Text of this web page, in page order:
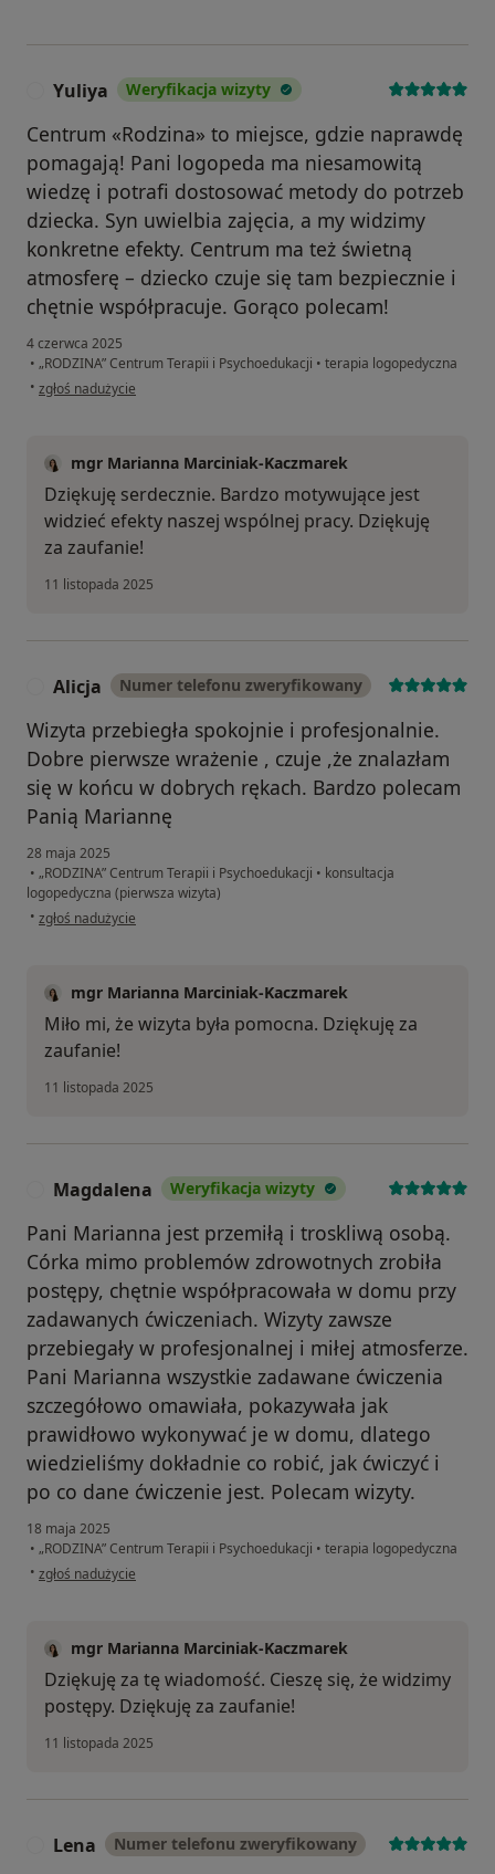
Yuliya Weryfikacja wizyty
Centrum «Rodzina» to miejsce, gdzie naprawdę
pomagają! Pani logopeda ma niesamowitą
wiedzę i potrafi dostosować metody do potrzeb
dziecka. Syn uwielbia zajęcia, a my widzimy
konkretne efekty. Centrum ma też świetną
atmosferę – dziecko czuje się tam bezpiecznie i
chętnie współpracuje. Gorąco polecam!
4 czerwca 2025
• „RODZINA” Centrum Terapii i Psychoedukacji • terapia logopedyczna
• w opinii użytkownika Yuliya
zgłoś nadużycie
mgr Marianna Marciniak-Kaczmarek
Dziękuję serdecznie. Bardzo motywujące jest
widzieć efekty naszej wspólnej pracy. Dziękuję
za zaufanie!
11 listopada 2025
Alicja Numer telefonu zweryfikowany
Wizyta przebiegła spokojnie i profesjonalnie.
Dobre pierwsze wrażenie , czuje ,że znalazłam
się w końcu w dobrych rękach. Bardzo polecam
Panią Mariannę
28 maja 2025
• „RODZINA” Centrum Terapii i Psychoedukacji • konsultacja
logopedyczna (pierwsza wizyta)
• w opinii użytkownika Alicja
zgłoś nadużycie
mgr Marianna Marciniak-Kaczmarek
Miło mi, że wizyta była pomocna. Dziękuję za
zaufanie!
11 listopada 2025
Magdalena Weryfikacja wizyty
Pani Marianna jest przemiłą i troskliwą osobą.
Córka mimo problemów zdrowotnych zrobiła
postępy, chętnie współpracowała w domu przy
zadawanych ćwiczeniach. Wizyty zawsze
przebiegały w profesjonalnej i miłej atmosferze.
Pani Marianna wszystkie zadawane ćwiczenia
szczegółowo omawiała, pokazywała jak
prawidłowo wykonywać je w domu, dlatego
wiedzieliśmy dokładnie co robić, jak ćwiczyć i
po co dane ćwiczenie jest. Polecam wizyty.
18 maja 2025
• „RODZINA” Centrum Terapii i Psychoedukacji • terapia logopedyczna
• w opinii użytkownika Magdalena
zgłoś nadużycie
mgr Marianna Marciniak-Kaczmarek
Dziękuję za tę wiadomość. Cieszę się, że widzimy
postępy. Dziękuję za zaufanie!
11 listopada 2025
Lena Numer telefonu zweryfikowany